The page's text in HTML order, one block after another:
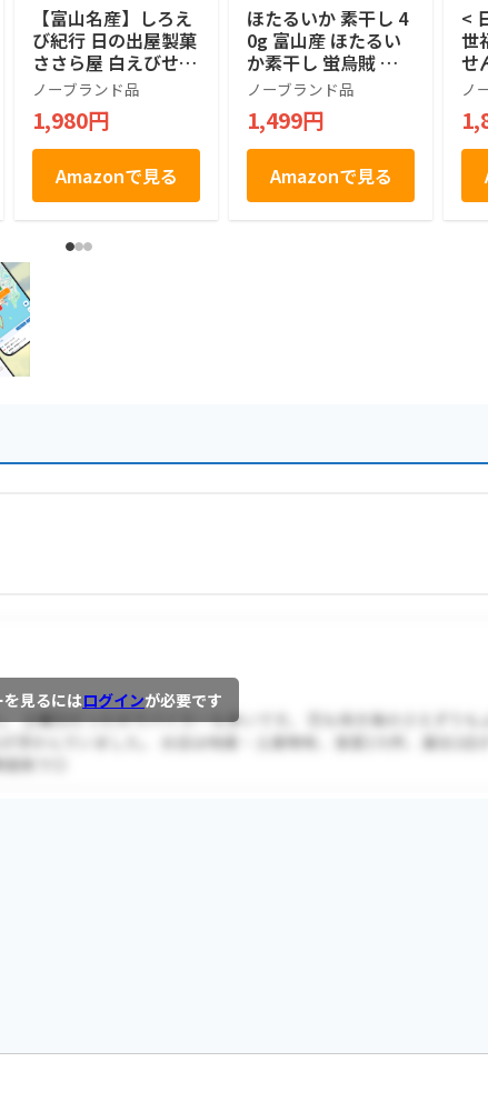
【富山名産】しろえ
び紀行 日の出屋製菓
ささら屋 白えびせん
べい お土産 ギフト
北陸名産 個包装 (2枚
×15袋)
ノーブランド品
1,980円
Amazonで見る
ほたるいか 素干し 4
0g 富山産 ほたるい
か素干し 蛍烏賊 無
添加 干物【A配送：
常温】
ノーブランド品
1,499円
Amazonで見る
<
世
せ
×
ノ
を見るにはログインが必要です